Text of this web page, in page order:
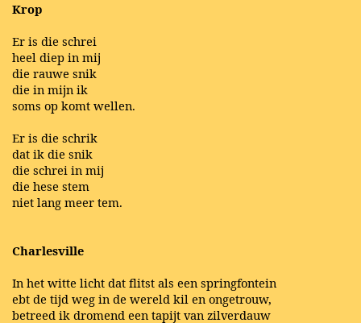
Krop
Er is die schrei
heel diep in mij
die rauwe snik
die in mijn ik
soms op komt wellen.
Er is die schrik
dat ik die snik
die schrei in mij
die hese stem
niet lang meer tem.
Charlesville
In het witte licht dat flitst als een springfontein
ebt de tijd weg in de wereld kil en ongetrouw,
betreed ik dromend een tapijt van zilverdauw